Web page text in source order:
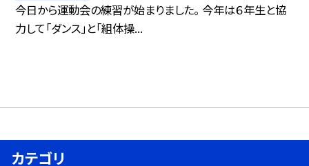
今日から運動会の練習が始まりました。 今年は６年生と協
力して「ダンス」と「組体操...
カテゴリ